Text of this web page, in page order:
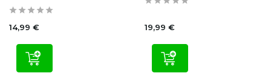
14,99 € 19,99 €